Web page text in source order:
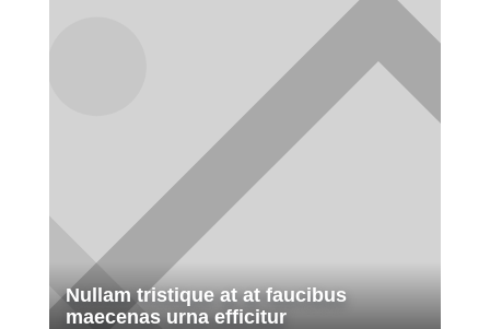
Nullam tristique at at faucibus
maecenas urna efficitur